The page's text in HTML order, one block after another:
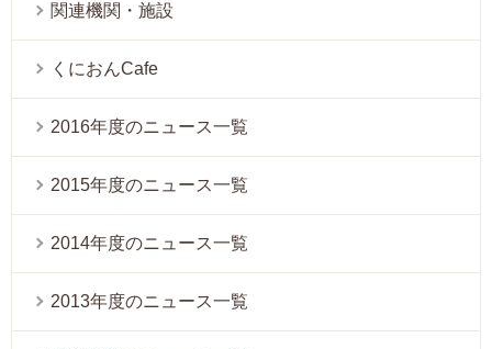
関連機関・施設
くにおんCafe
2016年度のニュース一覧
2015年度のニュース一覧
2014年度のニュース一覧
2013年度のニュース一覧